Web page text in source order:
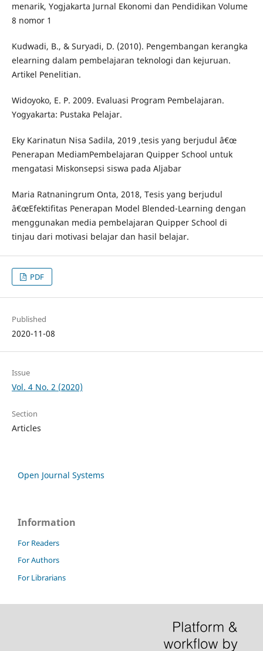
menarik, Yogjakarta Jurnal Ekonomi dan Pendidikan Volume
8 nomor 1
Kudwadi, B., & Suryadi, D. (2010). Pengembangan kerangka
elearning dalam pembelajaran teknologi dan kejuruan.
Artikel Penelitian.
Widoyoko, E. P. 2009. Evaluasi Program Pembelajaran.
Yogyakarta: Pustaka Pelajar.
Eky Karinatun Nisa Sadila, 2019 ,tesis yang berjudul â€œ
Penerapan MediamPembelajaran Quipper School untuk
mengatasi Miskonsepsi siswa pada Aljabar
Maria Ratnaningrum Onta, 2018, Tesis yang berjudul
â€œEfektifitas Penerapan Model Blended-Learning dengan
menggunakan media pembelajaran Quipper School di
tinjau dari motivasi belajar dan hasil belajar.
PDF
Published
2020-11-08
Issue
Vol. 4 No. 2 (2020)
Section
Articles
Open Journal Systems
Information
For Readers
For Authors
For Librarians